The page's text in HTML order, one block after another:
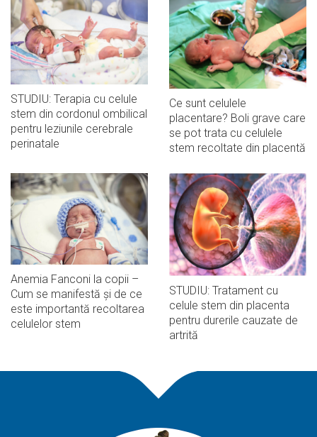
STUDIU: Terapia cu celule
stem din cordonul ombilical
pentru leziunile cerebrale
perinatale
Ce sunt celulele
placentare? Boli grave care
se pot trata cu celulele
stem recoltate din placentă
Anemia Fanconi la copii –
Cum se manifestă și de ce
este importantă recoltarea
celulelor stem
STUDIU: Tratament cu
celule stem din placenta
pentru durerile cauzate de
artrită